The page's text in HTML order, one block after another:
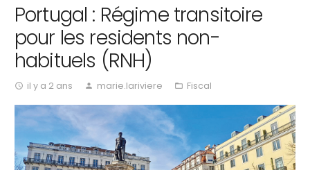
Portugal : Régime transitoire
pour les residents non-
habituels (RNH)
access_time il y a 2 ans person marie.lariviere folder_open Fiscal